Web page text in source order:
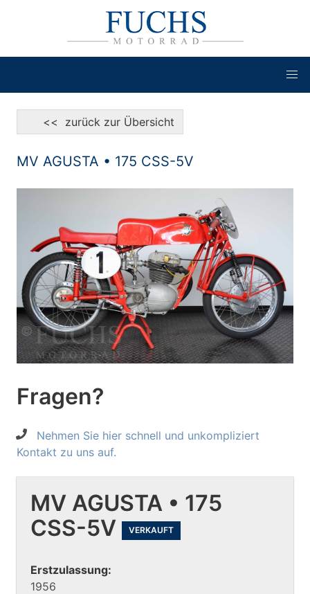
<< zurück zur Übersicht
MV AGUSTA • 175 CSS-5V
Fragen?
Nehmen Sie hier schnell und unkompliziert
Kontakt zu uns auf.
MV AGUSTA • 175
CSS-5V
VERKAUFT
Erstzulassung:
1956